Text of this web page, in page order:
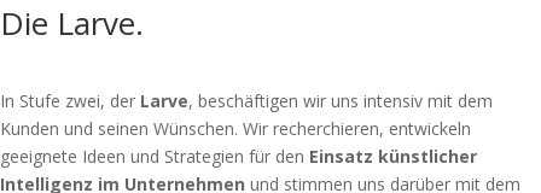
Die Larve.
In Stufe zwei, der Larve, beschäftigen wir uns intensiv mit dem
Kunden und seinen Wünschen. Wir recherchieren, entwickeln
geeignete Ideen und Strategien für den Einsatz künstlicher
Intelligenz im Unternehmen und stimmen uns darüber mit dem